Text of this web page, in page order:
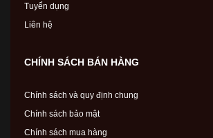
Tuyển dụng
Liên hệ
CHÍNH SÁCH BÁN HÀNG
Chính sách và quy định chung
Chính sách bảo mật
Chính sách mua hàng